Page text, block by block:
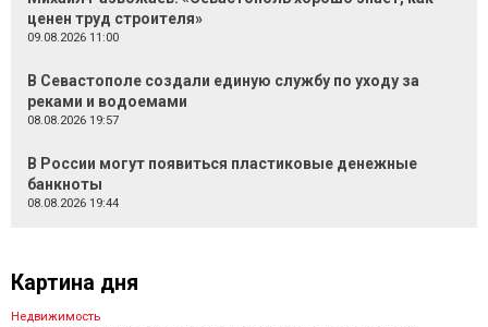
ценен труд строителя»
09.08.2026 11:00
В Севастополе создали единую службу по уходу за
реками и водоемами
08.08.2026 19:57
В России могут появиться пластиковые денежные
банкноты
08.08.2026 19:44
Картина дня
Недвижимость